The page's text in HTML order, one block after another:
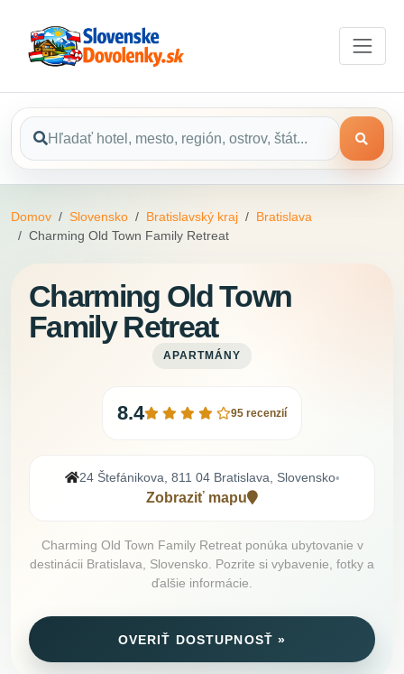
Domov Slovensko Bratislavský kraj
Bratislava
Charming Old Town Family Retreat
Charming Old Town
Family Retreat
APARTMÁNY
8.4 95 recenzií
24 Štefánikova, 811 04 Bratislava, Slovensko•
Zobraziť mapu
Charming Old Town Family Retreat ponúka ubytovanie v
destinácii Bratislava, Slovensko. Pozrite si vybavenie, fotky a
ďalšie informácie.
OVERIŤ DOSTUPNOSŤ »